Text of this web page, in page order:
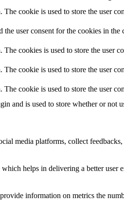
cookie is used to store the user
user consent for the cookies in
cookies is used to store the user
cookie is used to store the user
cookie is used to store the user
and is used to store whether or not
media platforms, collect
helps in delivering a better user
information on metrics the